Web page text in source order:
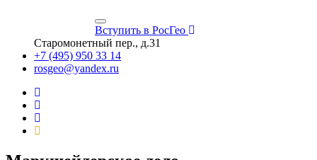
Вступить в РосГео
Старомонетный пер., д.31
+7 (495) 950 33 14
rosgeo@yandex.ru